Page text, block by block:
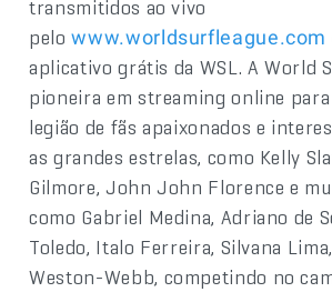
transmitidos ao vivo
pelowww.worldsurfleague.com
aplicativo grátis da WSL. A World
pioneira em streaming online
legião de fãs apaixonados e
as grandes estrelas, como Kelly
Gilmore, John John Florence e
como Gabriel Medina, Adriano de
Toledo, Italo Ferreira, Silvana
Weston-Webb, competindo no